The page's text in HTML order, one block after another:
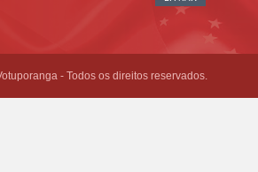
- Todos os direitos reservados.